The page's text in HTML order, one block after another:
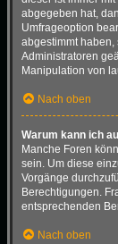
abgegeben hat,
Umfrageoption
abgestimmt
Administratoren
Manipulation von
Nach oben
Warum kann ich
Manche Foren
sein. Um diese
Vorgänge
Berechtigungen.
entsprechenden
Nach oben